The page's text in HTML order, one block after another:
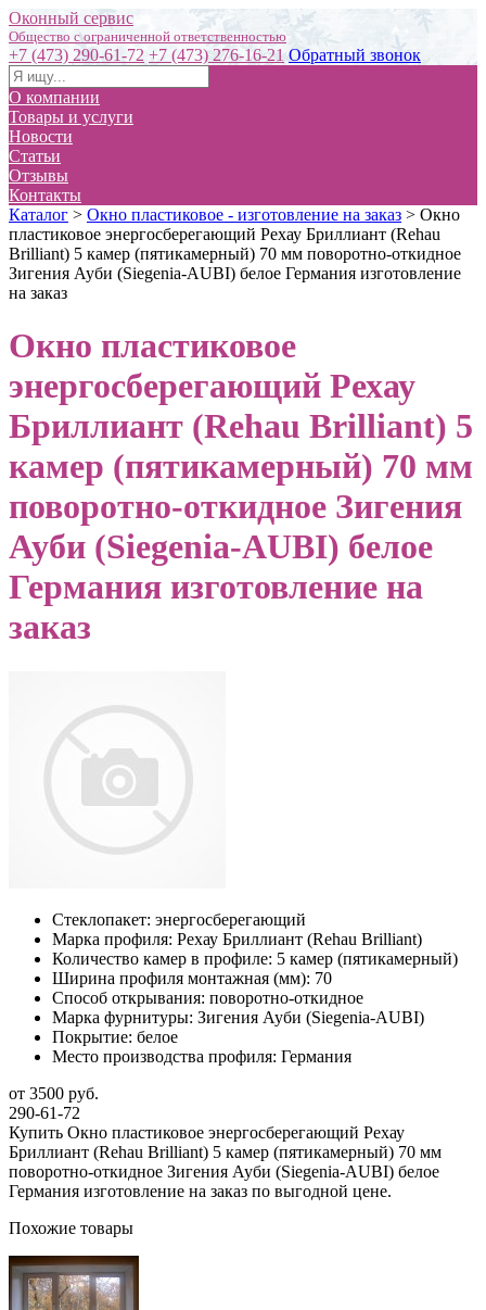
Оконный сервис
+7 (473) 290-61-72 +7 (473) 276-16-21 Обратный звонок
О компании
Товары и услуги
Новости
Статьи
Отзывы
Контакты
Каталог > Окно пластиковое - изготовление на заказ > Окно
пластиковое энергосберегающий Рехау Бриллиант (Rehau
Brilliant) 5 камер (пятикамерный) 70 мм поворотно-откидное
Зигения Ауби (Siegenia-AUBI) белое Германия изготовление
на заказ
Окно пластиковое
энергосберегающий Рехау
Бриллиант (Rehau Brilliant) 5
камер (пятикамерный) 70 мм
поворотно-откидное Зигения
Ауби (Siegenia-AUBI) белое
Германия изготовление на
заказ
Стеклопакет: энергосберегающий
Марка профиля: Рехау Бриллиант (Rehau Brilliant)
Количество камер в профиле: 5 камер (пятикамерный)
Ширина профиля монтажная (мм): 70
Способ открывания: поворотно-откидное
Марка фурнитуры: Зигения Ауби (Siegenia-AUBI)
Покрытие: белое
Место производства профиля: Германия
от 3500 руб.
290-61-72
Купить Окно пластиковое энергосберегающий Рехау
Бриллиант (Rehau Brilliant) 5 камер (пятикамерный) 70 мм
поворотно-откидное Зигения Ауби (Siegenia-AUBI) белое
Германия изготовление на заказ по выгодной цене.
Похожие товары